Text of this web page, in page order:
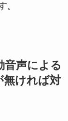
。
音声による
無ければ対